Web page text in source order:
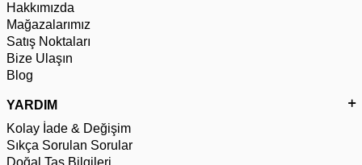
Hakkımızda
Mağazalarımız
Satış Noktaları
Bize Ulaşın
Blog
YARDIM
Kolay İade & Değişim
Sıkça Sorulan Sorular
Doğal Taş Bilgileri